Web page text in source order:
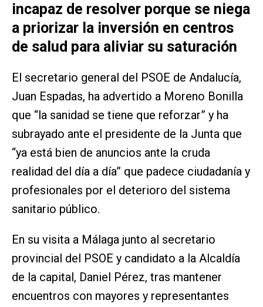
incapaz de resolver porque se niega
a priorizar la inversión en centros
de salud para aliviar su saturación
El secretario general del PSOE de Andalucía,
Juan Espadas, ha advertido a Moreno Bonilla
que “la sanidad se tiene que reforzar” y ha
subrayado ante el presidente de la Junta que
“ya está bien de anuncios ante la cruda
realidad del día a día” que padece ciudadanía y
profesionales por el deterioro del sistema
sanitario público.
En su visita a Málaga junto al secretario
provincial del PSOE y candidato a la Alcaldía
de la capital, Daniel Pérez, tras mantener
encuentros con mayores y representantes